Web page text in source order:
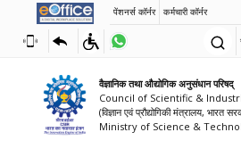
पेंशनर्स कॉर्नर कर्मचारी कॉर्नर
वैज्ञानिक तथा औद्योगिक अनुसंधान परिषद्
Council of Scientific &
(विज्ञान एवं प्रौद्योगिकी मंत्रालय, भारत
Ministry of Science &